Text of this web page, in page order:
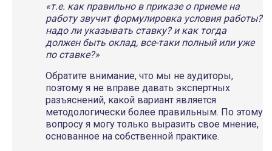
«т.е. как правильно в приказе о приеме на
работу звучит формулировка условия работы?
надо ли указывать ставку? и как тогда
должен быть оклад, все-таки полный или уже
по ставке?»
Обратите внимание, что мы не аудиторы,
поэтому я не вправе давать экспертных
разъяснений, какой вариант является
методологически более правильным. По этому
вопросу я могу только выразить свое мнение,
основанное на собственной практике.